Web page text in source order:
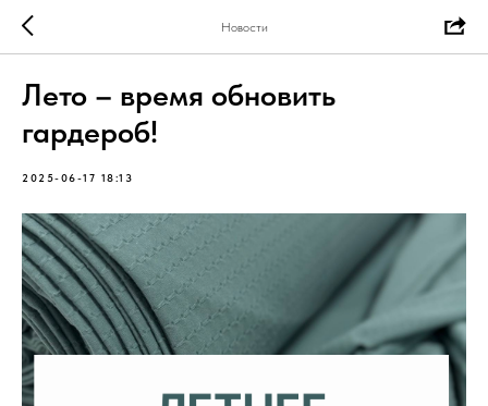
Новости
Лето – время обновить
гардероб!
2025-06-17 18:13